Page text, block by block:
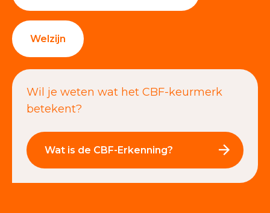
Welzijn
Wil je weten wat het CBF-keurmerk
betekent?
Wat is de CBF-Erkenning?